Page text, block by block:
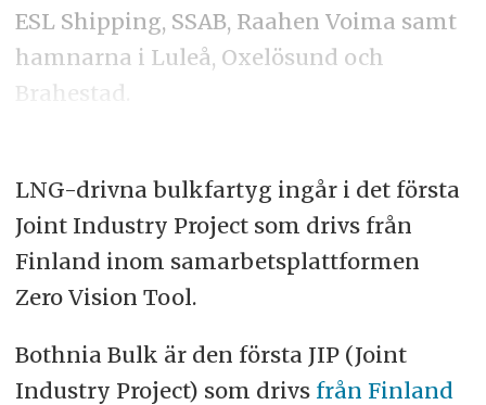
ESL Shipping, SSAB, Raahen Voima samt
hamnarna i Luleå, Oxelösund och
Brahestad.
LNG-drivna bulkfartyg ingår i det första
Joint Industry Project som drivs från
Finland inom samarbetsplattformen
Zero Vision Tool.
Bothnia Bulk är den första JIP (Joint
Industry Project) som drivs från Finland